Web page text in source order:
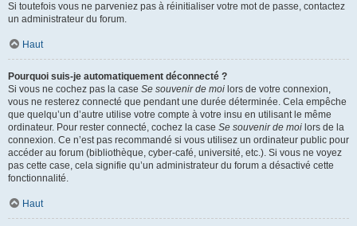
Si toutefois vous ne parveniez pas à réinitialiser votre mot de passe, contactez
un administrateur du forum.
Haut
Pourquoi suis-je automatiquement déconnecté ?
Si vous ne cochez pas la case Se souvenir de moi lors de votre connexion,
vous ne resterez connecté que pendant une durée déterminée. Cela empêche
que quelqu’un d’autre utilise votre compte à votre insu en utilisant le même
ordinateur. Pour rester connecté, cochez la case Se souvenir de moi lors de la
connexion. Ce n’est pas recommandé si vous utilisez un ordinateur public pour
accéder au forum (bibliothèque, cyber-café, université, etc.). Si vous ne voyez
pas cette case, cela signifie qu’un administrateur du forum a désactivé cette
fonctionnalité.
Haut